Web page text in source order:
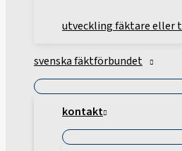
utveckling fäktare eller
svenska fäktförbundet
kontakt